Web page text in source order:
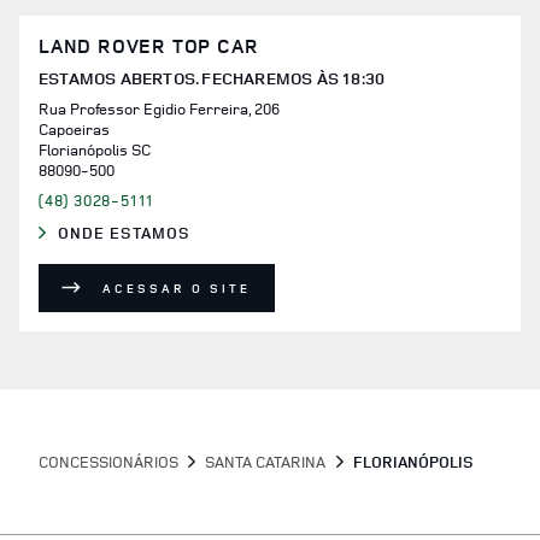
LAND ROVER TOP CAR
ESTAMOS ABERTOS. FECHAREMOS ÀS18:30
Rua Professor Egidio Ferreira, 206
Capoeiras
Florianópolis SC
88090-500
(48) 3028-5111
ONDE ESTAMOS
LINK OPENS IN NEW TAB
ACESSAR O SITE
CONCESSIONÁRIOS SANTA CATARINA FLORIANÓPOLIS